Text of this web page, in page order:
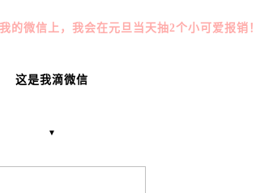
的微信上，我会在元旦当天抽2个小可爱报销！
这是我滴微信
▼